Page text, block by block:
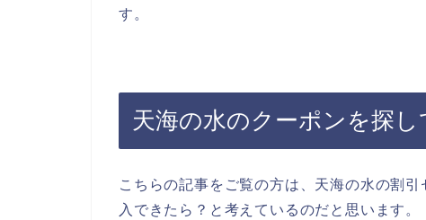
す。
天海の水のクーポンを探
こちらの記事をご覧の方は、天海の水の割
入できたら？と考えているのだと思います。